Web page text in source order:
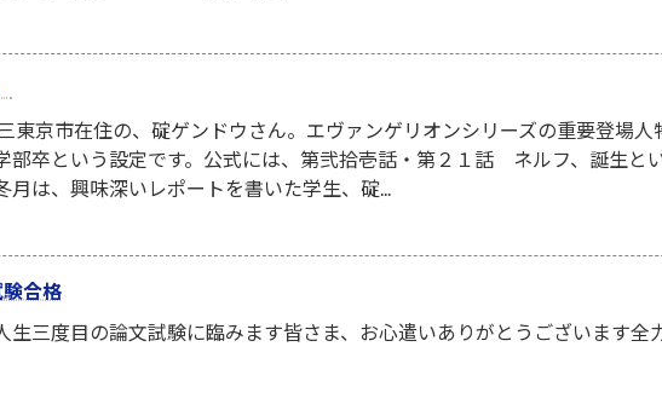
東京市在住の、碇ゲンドウさん。エヴァンゲリオンシリーズの重要登場人
部卒という設定です。公式には、第弐拾壱話・第２１話 ネルフ、誕生と
は、興味深いレポートを書いた学生、碇...
合格
生三度目の論文試験に臨みます皆さま、お心遣いありがとうございます全